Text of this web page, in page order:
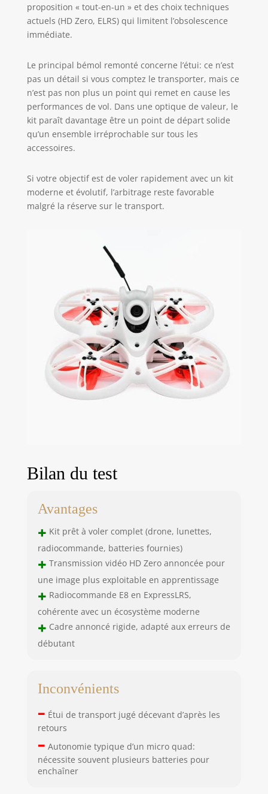
proposition « tout-en-un » et des choix techniques
actuels (HD Zero, ELRS) qui limitent l’obsolescence
immédiate.
Le principal bémol remonté concerne l’étui: ce n’est
pas un détail si vous comptez le transporter, mais ce
n’est pas non plus un point qui remet en cause les
performances de vol. Dans une optique de valeur, le
kit paraît davantage être un point de départ solide
qu’un ensemble irréprochable sur tous les
accessoires.
Si votre objectif est de voler rapidement avec un kit
moderne et évolutif, l’arbitrage reste favorable
malgré la réserve sur le transport.
Bilan du test
Avantages
+ Kit prêt à voler complet (drone, lunettes,
radiocommande, batteries fournies)
+ Transmission vidéo HD Zero annoncée pour
une image plus exploitable en apprentissage
+ Radiocommande E8 en ExpressLRS,
cohérente avec un écosystème moderne
+ Cadre annoncé rigide, adapté aux erreurs de
débutant
Inconvénients
– Étui de transport jugé décevant d’après les
retours
– Autonomie typique d’un micro quad:
nécessite souvent plusieurs batteries pour
enchaîner